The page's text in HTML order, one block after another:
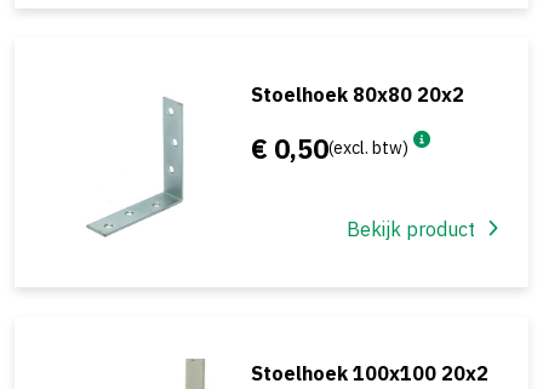
Stoelhoek 80x80 20x2
€ 0,50(excl. btw)
Bekijk product
Stoelhoek 100x100 20x2